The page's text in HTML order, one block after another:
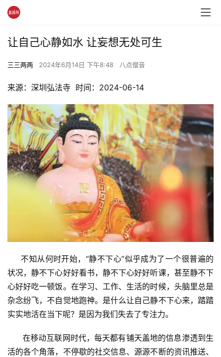
让自己心静如水 让妄想无处可生
三三两两 2024年6月14日 下午8:48 八点僧音
来源：深圳弘法寺  时间：2024-06-14
不知从何时开始，“静不下心”似乎成为了一个很普遍的
状况，静不下心好好看书，静不下心好好听课，甚至静不下
心好好吃一顿饭。在学习、工作、生活的时候，头脑里总是
杂念纷飞，不自觉地跑神。是什么让自己静不下心来，踏踏
实实地活在当下呢？是因为我们失去了专注力。
在移动互联网时代，每天都有铺天盖地的信息渗透到生
活的各个角落，不停歇的社交信息、源源不断的资讯推送、